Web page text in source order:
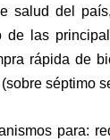
salud del
las
rápida de
séptimo
para: